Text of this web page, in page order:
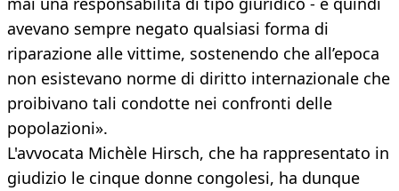
avevano sempre negato qualsiasi forma di
riparazione alle vittime, sostenendo che all’epoca
non esistevano norme di diritto internazionale che
proibivano tali condotte nei confronti delle
popolazioni».
L'avvocata Michèle Hirsch, che ha rappresentato in
giudizio le cinque donne congolesi, ha dunque